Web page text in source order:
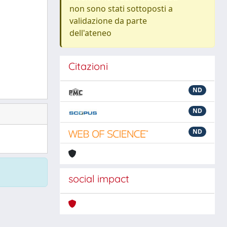
non sono stati sottoposti a
validazione da parte
dell'ateneo
Citazioni
ND
ND
ND
social impact